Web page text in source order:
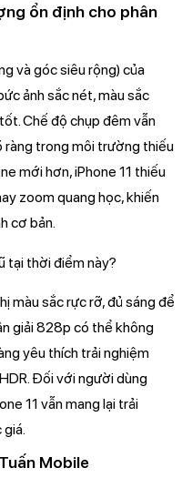
ổn định cho phân
và góc siêu rộng) của
ảnh sắc nét, màu sắc
Chế độ chụp đêm vẫn
ràng trong môi trường thiếu
mới hơn, iPhone 11 thiếu
zoom quang học, khiến
cơ bản.
màu sắc rực rỡ, đủ sáng để
giải 828p có thể không
yêu thích trải nghiệm
Đối với người dùng
11 vẫn mang lại trải
Mobile